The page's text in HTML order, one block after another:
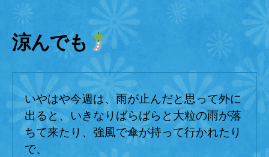
ォ
ー
キ
ン
グ
む
ず
か
し
へ
の
涼んでも
いやはや今週は、雨が止んだと思って外に
出ると、いきなりばらばらと大粒の雨が落
ちて来たり、強風で傘が持って行かれたり
で、